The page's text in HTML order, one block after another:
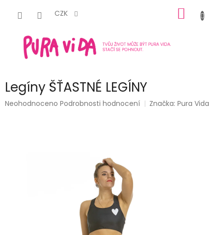
CZK
KOŠÍK
Legíny ŠŤASTNÉ LEGÍNY
Průměrné
Neohodnoceno Podrobnosti hodnocení Značka:Pura Vida